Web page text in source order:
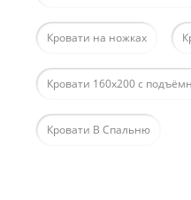
Кровати на ножках
Кровати 160x200 с
Кровати В Спальню